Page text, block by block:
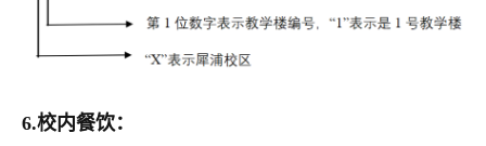
6.校内餐饮：